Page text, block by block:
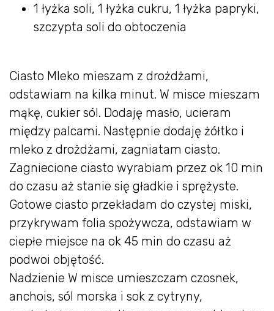
1 łyżka soli, 1 łyżka cukru, 1 łyżka papryki,
szczypta soli do obtoczenia
Ciasto Mleko mieszam z drożdżami,
odstawiam na kilka minut. W misce mieszam
mąkę, cukier sól. Dodaję masło, ucieram
między palcami. Następnie dodaję żółtko i
mleko z drożdżami, zagniatam ciasto.
Zagniecione ciasto wyrabiam przez ok 10 min
do czasu aż stanie się gładkie i sprężyste.
Gotowe ciasto przekładam do czystej miski,
przykrywam folia spożywcza, odstawiam w
ciepłe miejsce na ok 45 min do czasu aż
podwoi objętość.
Nadzienie W misce umieszczam czosnek,
anchois, sól morska i sok z cytryny,